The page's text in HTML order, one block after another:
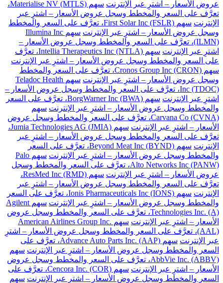
عروض الأسعار – اشترِ عبر الإنترنت
سهم Materialise NV (MTLS)،
تعرَّف على السعر والمخطط وسجل عروض الأسعار – اشترِ عبر
الإنترنت
سهم First Solar Inc (FSLR)، تعرَّف على السعر والمخطط
وسجل عروض الأسعار – اشترِ عبر الإنترنت
سهم Illumina Inc
(ILMN)، تعرَّف على السعر والمخطط وسجل عروض الأسعار –
اشترِ عبر الإنترنت
سهم Intellia Therapeutics Inc (NTLA)، تعرَّف
على السعر والمخطط وسجل عروض الأسعار – اشترِ عبر الإنترنت
سهم Cronos Group Inc (CRON)، تعرَّف على السعر والمخطط
وسجل عروض الأسعار – اشترِ عبر الإنترنت
سهم Teladoc Health
Inc (TDOC)، تعرَّف على السعر والمخطط وسجل عروض الأسعار –
اشترِ عبر الإنترنت
سهم BorgWarner Inc (BWA)، تعرَّف على السعر
والمخطط وسجل عروض الأسعار – اشترِ عبر الإنترنت سهم
Carvana Co (CVNA)، تعرَّف على السعر والمخطط وسجل عروض
الأسعار – اشترِ عبر الإنترنت
سهم Jumia Technologies AG (JMIA)،
تعرَّف على السعر والمخطط وسجل عروض الأسعار – اشترِ عبر
الإنترنت
سهم Beyond Meat Inc (BYND)، تعرَّف على السعر
والمخطط وسجل عروض الأسعار – اشترِ عبر الإنترنت
سهم Palo
Alto Networks Inc (PANW)، تعرَّف على السعر والمخطط وسجل
عروض الأسعار – اشترِ عبر الإنترنت
سهم ResMed Inc (RMD)،
تعرَّف على السعر والمخطط وسجل عروض الأسعار – اشترِ عبر
الإنترنت
سهم Ionis Pharmaceuticals Inc (IONS)، تعرَّف على السعر
والمخطط وسجل عروض الأسعار – اشترِ عبر الإنترنت
سهم Agilent
Technologies Inc. (A)، تعرَّف على السعر والمخطط وسجل عروض
الأسعار – اشترِ عبر الإنترنت
سهم American Airlines Group Inc.
(AAL)، تعرَّف على السعر والمخطط وسجل عروض الأسعار – اشترِ
عبر الإنترنت
سهم Advance Auto Parts Inc. (AAP)، تعرَّف على
السعر والمخطط وسجل عروض الأسعار – اشترِ عبر الإنترنت سهم
AbbVie Inc. (ABBV)، تعرَّف على السعر والمخطط وسجل عروض
الأسعار – اشترِ عبر الإنترنت
سهم Cencora Inc. (COR)، تعرَّف على
السعر والمخطط وسجل عروض الأسعار – اشترِ عبر الإنترنت سهم